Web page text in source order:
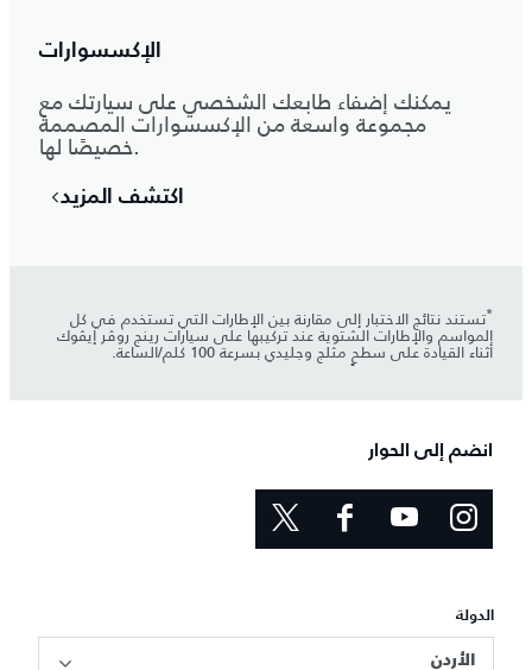
الإكسسوارات
يمكنك إضفاء طابعك الشخصي على سيارتك مع
مجموعة واسعة من الإكسسوارات المصممة
خصيصًا لها.
اكتشف المزيد
*تستند نتائج الاختبار إلى مقارنة بين الإطارات التي تستخدم في كل
المواسم والإطارات الشتوية عند تركيبها على سيارات رينج روڤر إيڤوك
أثناء القيادة على سطحٍ مثلج وجليدي بسرعة 100 كلم/الساعة.
انضم إلى الحوار
الدولة
الأردن